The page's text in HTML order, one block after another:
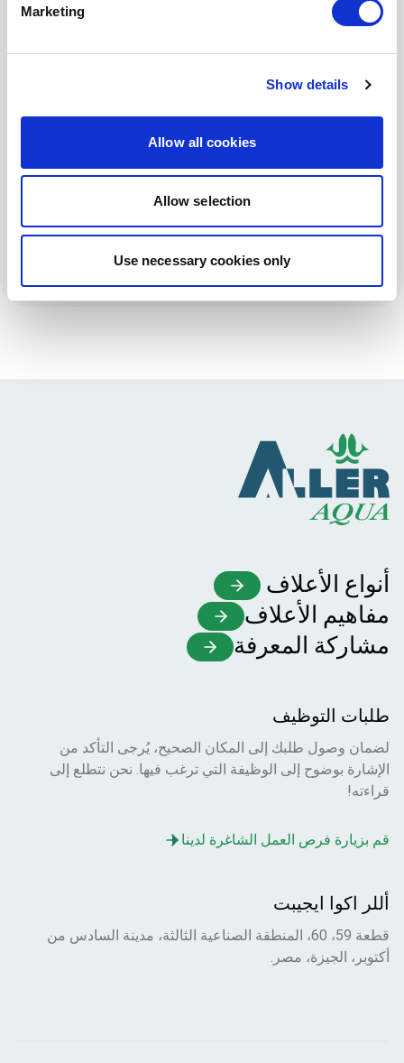
Marketing
Show details
Allow all cookies
Allow selection
Use necessary cookies only
21.11.2023
اكتشف المزيد من
مشاركة المعرفة
أنواع الأعلاف
مفاهيم الأعلاف
مشاركة المعرفة
طلبات التوظيف
لضمان وصول طلبك إلى المكان الصحيح، يُرجى التأكد من
الإشارة بوضوح إلى الوظيفة التي ترغب فيها. نحن نتطلع إلى
قراءته!
قم بزيارة فرص العمل الشاغرة لدينا
أللر اكوا ايجيبت
قطعة 59، 60، المنطقة الصناعية الثالثة، مدينة السادس من
أكتوبر، الجيزة، مصر.